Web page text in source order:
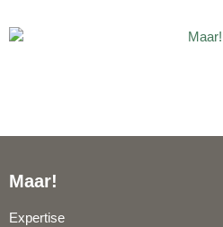
Maar!
Expertise